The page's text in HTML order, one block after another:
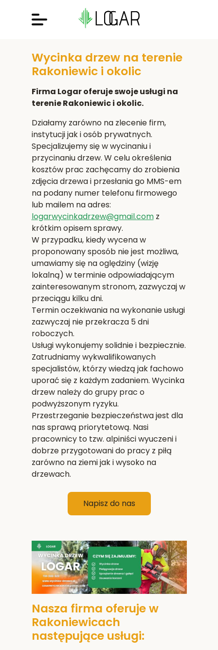
Wycinka drzew na terenie
Rakoniewic i okolic
Firma Logar oferuje swoje usługi na
terenie Rakoniewic i okolic.
Działamy zarówno na zlecenie firm,
instytucji jak i osób prywatnych.
Specjalizujemy się w wycinaniu i
przycinaniu drzew. W celu określenia
kosztów prac zachęcamy do zrobienia
zdjęcia drzewa i przesłania go MMS-em
na podany numer telefonu firmowego
lub mailem na adres:
logarwycinkadrzew@gmail.comz
krótkim opisem sprawy.
W przypadku, kiedy wycena w
proponowany sposób nie jest możliwa,
umawiamy się na oględziny (wizję
lokalną) w terminie odpowiadającym
zainteresowanym stronom, zazwyczaj w
przeciągu kilku dni.
Termin oczekiwania na wykonanie usługi
zazwyczaj nie przekracza 5 dni
roboczych.
Usługi wykonujemy solidnie i bezpiecznie.
Zatrudniamy wykwalifikowanych
specjalistów, którzy wiedzą jak fachowo
uporać się z każdym zadaniem. Wycinka
drzew należy do grupy prac o
podwyższonym ryzyku.
Przestrzeganie bezpieczeństwa jest dla
nas sprawą priorytetową. Nasi
pracownicy to tzw. alpiniści wyuczeni i
dobrze przygotowani do pracy z piłą
zarówno na ziemi jak i wysoko na
drzewach.
Napisz do nas
Nasza firma oferuje w
Rakoniewicach
następujące usługi: